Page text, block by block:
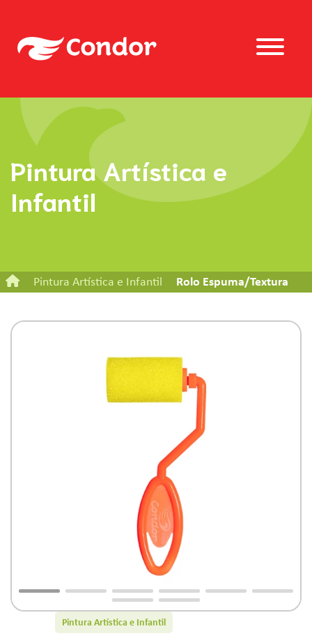
Pintura Artística e
Infantil
Pintura Artística e Infantil Rolo Espuma/Textura
Pintura Artística e Infantil